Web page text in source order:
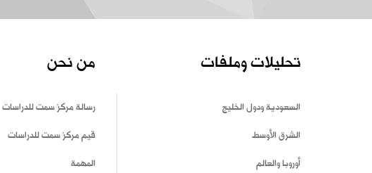
تحليلات وملفات
السعودية ودول الخليج
الشرق الأوسط
أوروبا والعالم
من نحن
رسالة مركز سمت للدراسات
قيم مركز سمت للدراسات
المهمة